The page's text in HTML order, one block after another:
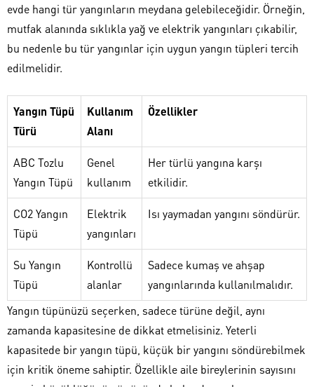
evde hangi tür yangınların meydana gelebileceğidir. Örneğin,
mutfak alanında sıklıkla yağ ve elektrik yangınları çıkabilir,
bu nedenle bu tür yangınlar için uygun yangın tüpleri tercih
edilmelidir.
Yangın Tüpü
Türü
Kullanım
Alanı
Özellikler
ABC Tozlu
Yangın Tüpü
Genel
kullanım
Her türlü yangına karşı
etkilidir.
CO2 Yangın
Tüpü
Elektrik
yangınları
Isı yaymadan yangını söndürür.
Su Yangın
Tüpü
Kontrollü
alanlar
Sadece kumaş ve ahşap
yangınlarında kullanılmalıdır.
Yangın tüpünüzü seçerken, sadece türüne değil, aynı
zamanda kapasitesine de dikkat etmelisiniz. Yeterli
kapasitede bir yangın tüpü, küçük bir yangını söndürebilmek
için kritik öneme sahiptir. Özellikle aile bireylerinin sayısını